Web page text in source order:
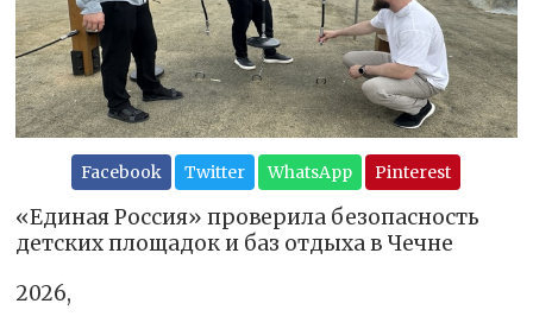
Facebook Twitter WhatsApp Pinterest
«Единая Россия» проверила безопасность
детских площадок и баз отдыха в Чечне
2026,